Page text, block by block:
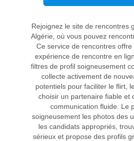
Rejoignez le site de rencontres
Algérie, où vous pouvez
Ce service de rencontres
expérience de rencontre en
filtres de profil soigneusement
collecte activement de
potentiels pour faciliter le flirt,
choisir un partenaire fiable et
communication fluide. Le
soigneusement les photos des
les candidats appropriés,
sérieux et propose des profils